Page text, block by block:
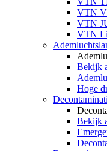
VTN
VTN
VTN
Bekijk
Hoge
Bekijk